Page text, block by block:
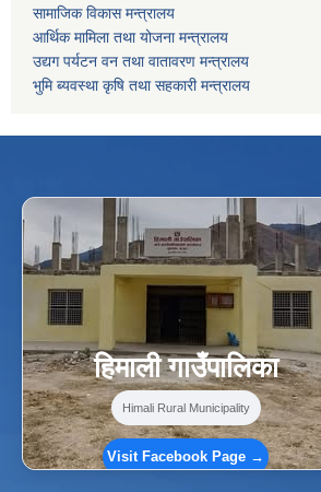
सामाजिक विकास मन्त्रालय
आर्थिक मामिला तथा योजना मन्त्रालय
उद्यग पर्यटन वन तथा वातावरण मन्त्रालय
भुमि ब्यवस्था कृषि तथा सहकारी मन्त्रालय
f Facebook
हिमाली गाउँपालिका
Himali Rural Municipality
Visit Facebook Page →